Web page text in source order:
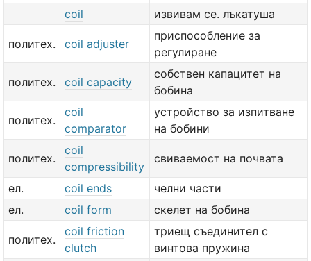
coil
извивам се. лъкатуша
политех. coil adjuster
приспособление за
регулиране
политех. coil capacity
собствен капацитет на
бобина
политех.
coil
comparator
устройство за изпитване
на бобини
политех.
coil
compressibility
свиваемост на почвата
ел. coil ends
челни части
ел.
coil form скелет на бобина
политех.
coil friction
clutch
триещ съединител с
винтова пружина